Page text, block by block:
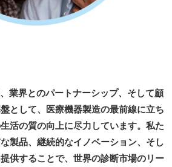
業界とのパートナーシップ、そして顧
として、医療機器製造の最前線に立ち
活の質の向上に尽力しています。私た
製品、継続的なイノベーション、そし
供することで、世界の診断市場のリー